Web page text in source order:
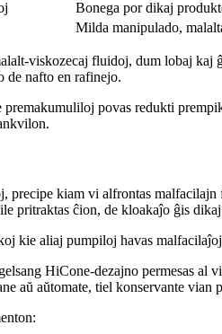
Bonega por dikaj
Milda manipulado,
viskozecaj fluidoj, dum lobaj
de nafto en rafinejo.
povas redukti
kiam vi alfrontas
pritraktas ĉion, de kloakaĵo ĝis
kie aliaj pumpiloj havas
HiCone-dezajno permesas
aŭ aŭtomate, tiel konservante